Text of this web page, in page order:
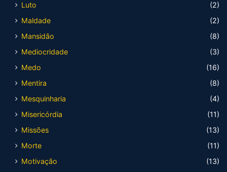
Luto
(2)
Maldade
(2)
Mansidão
(8)
Mediocridade
(3)
Medo
(16)
Mentira
(8)
Mesquinharia
(4)
Misericórdia
(11)
Missões
(13)
Morte
(11)
Motivação
(13)